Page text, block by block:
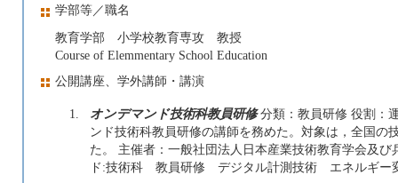
学部等／職名
教育学部 小学校教育専攻 教授
Course of Elemmentary School Education
公開講座、学外講師・講演
1. オンデマンド技術科教員研修分類：教員研修 役割：
ンド技術科教員研修の講師を務めた。対象は，全国の
た。 主催者：一般社団法人日本産業技術教育学会及び
ド:技術科 教員研修 デジタル計測技術 エネルギー